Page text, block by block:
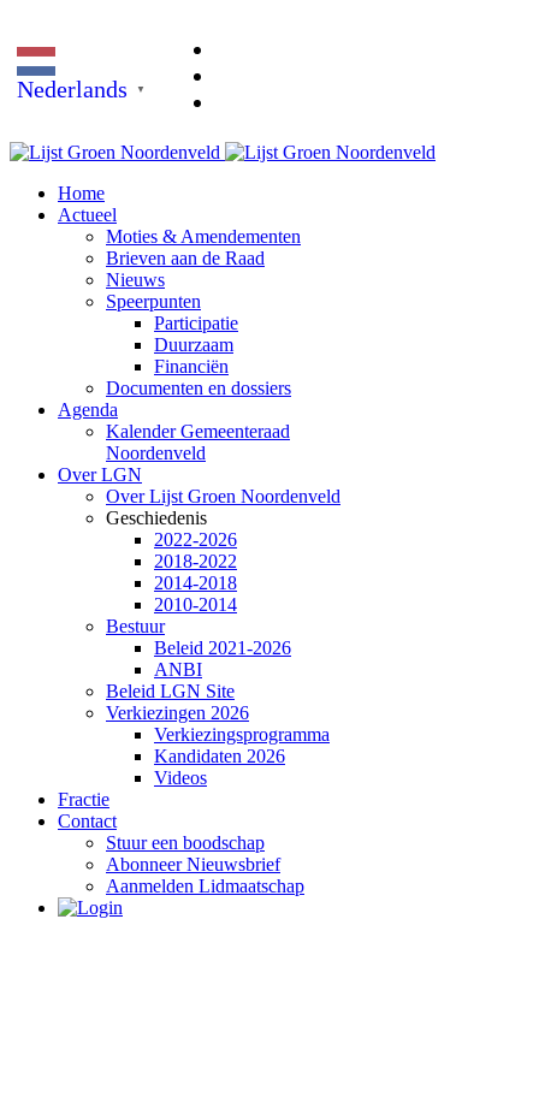
Nederlands ▼
Home
Actueel
Moties & Amendementen
Brieven aan de Raad
Nieuws
Speerpunten
Participatie
Duurzaam
Financiën
Documenten en dossiers
Agenda
Kalender Gemeenteraad
Noordenveld
Over LGN
Over Lijst Groen Noordenveld
Geschiedenis
2022-2026
2018-2022
2014-2018
2010-2014
Bestuur
Beleid 2021-2026
ANBI
Beleid LGN Site
Verkiezingen 2026
Verkiezingsprogramma
Kandidaten 2026
Videos
Fractie
Contact
Stuur een boodschap
Abonneer Nieuwsbrief
Aanmelden Lidmaatschap